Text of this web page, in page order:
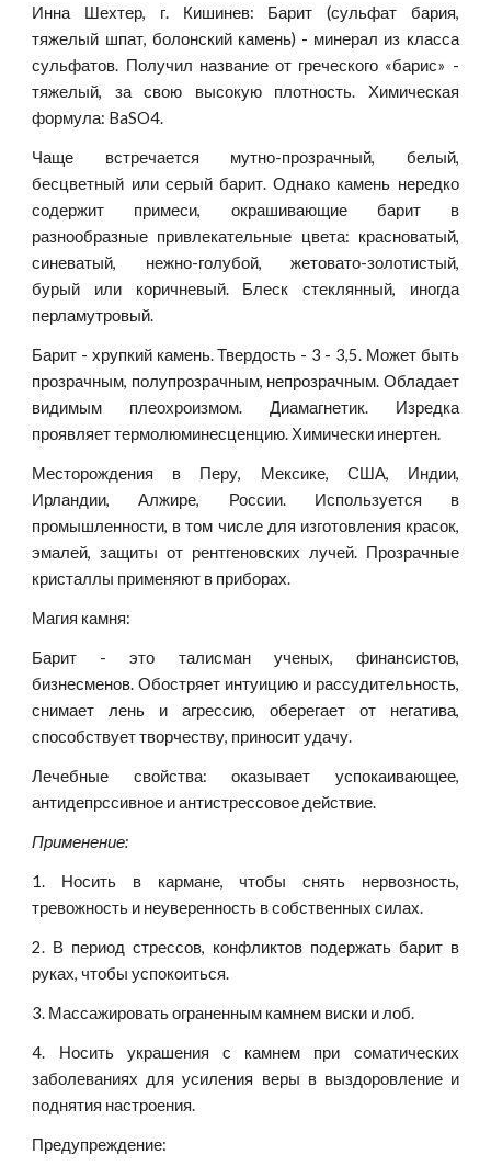
Инна Шехтер, г. Кишинев: Барит (сульфат бария,
тяжелый шпат, болонский камень) - минерал из класса
сульфатов. Получил название от греческого «барис» -
тяжелый, за свою высокую плотность. Химическая
формула: BaSO4.
Чаще встречается мутно-прозрачный, белый,
бесцветный или серый барит. Однако камень нередко
содержит примеси, окрашивающие барит в
разнообразные привлекательные цвета: красноватый,
синеватый, нежно-голубой, жетовато-золотистый,
бурый или коричневый. Блеск стеклянный, иногда
перламутровый.
Барит - хрупкий камень. Твердость - 3 - 3,5. Может быть
прозрачным, полупрозрачным, непрозрачным. Обладает
видимым плеохроизмом. Диамагнетик. Изредка
проявляет термолюминесценцию. Химически инертен.
Месторождения в Перу, Мексике, США, Индии,
Ирландии, Алжире, России. Используется в
промышленности, в том числе для изготовления красок,
эмалей, защиты от рентгеновских лучей. Прозрачные
кристаллы применяют в приборах.
Магия камня:
Барит - это талисман ученых, финансистов,
бизнесменов. Обостряет интуицию и рассудительность,
снимает лень и агрессию, оберегает от негатива,
способствует творчеству, приносит удачу.
Лечебные свойства: оказывает успокаивающее,
антидепрссивное и антистрессовое действие.
Применение:
1. Носить в кармане, чтобы снять нервозность,
тревожность и неуверенность в собственных силах.
2. В период стрессов, конфликтов подержать барит в
руках, чтобы успокоиться.
3. Массажировать ограненным камнем виски и лоб.
4. Носить украшения с камнем при соматических
заболеваниях для усиления веры в выздоровление и
поднятия настроения.
Предупреждение: